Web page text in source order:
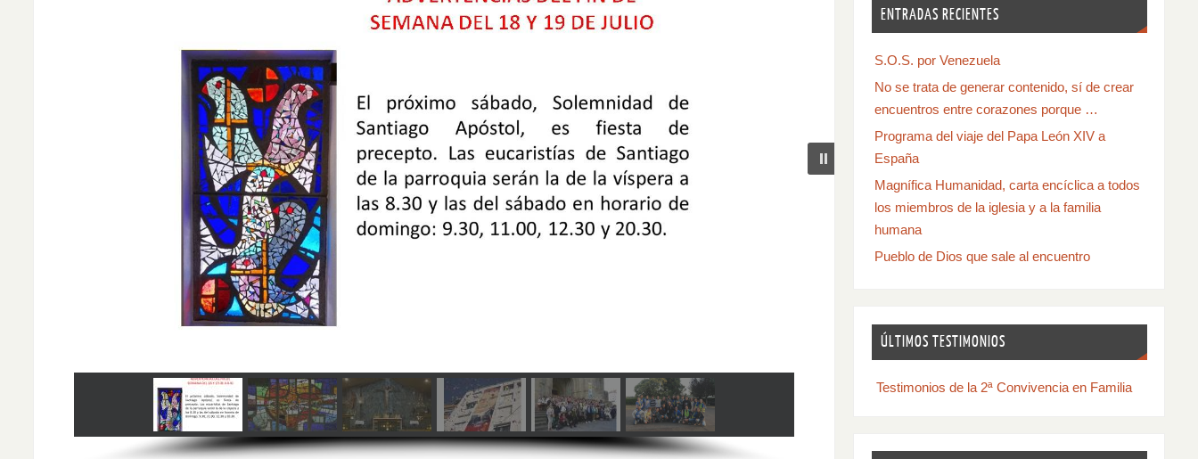
ENTRADAS RECIENTES
S.O.S. por Venezuela
No se trata de generar contenido, sí de crear
encuentros entre corazones porque …
Programa del viaje del Papa León XIV a
España
Magnífica Humanidad, carta encíclica a todos
los miembros de la iglesia y a la familia
humana
Pueblo de Dios que sale al encuentro
ÚLTIMOS TESTIMONIOS
Testimonios de la 2ª Convivencia en Familia